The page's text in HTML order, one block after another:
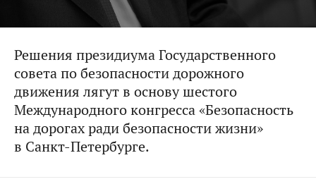
Решения президиума Государственного
совета по безопасности дорожного
движения лягут в основу шестого
Международного конгресса «Безопасность
на дорогах ради безопасности жизни»
в Санкт-Петербурге.